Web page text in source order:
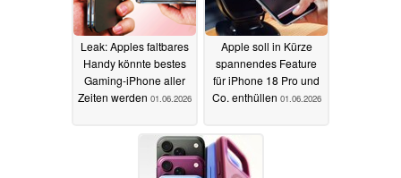
Leak: Apples faltbares
Handy könnte bestes
Gaming-iPhone aller
Zeiten werden 01.06.2026
Apple soll in Kürze
spannendes Feature
für iPhone 18 Pro und
Co. enthüllen 01.06.2026